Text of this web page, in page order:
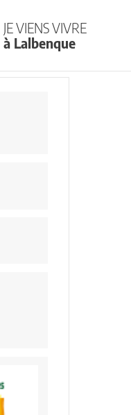
Je viens vivre
à Lalbenque